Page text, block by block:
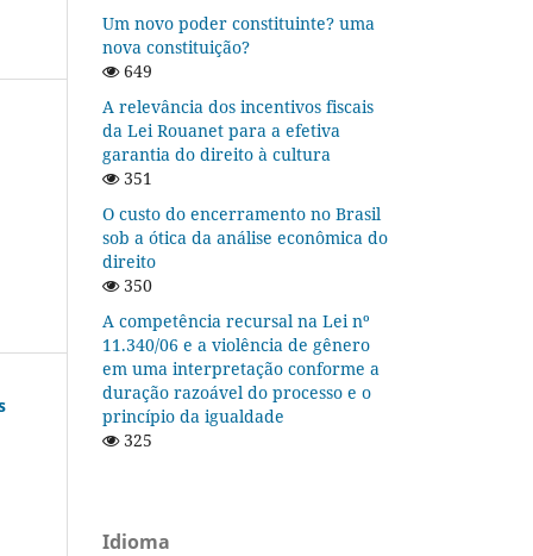
Um novo poder constituinte? uma
nova constituição?
649
A relevância dos incentivos fiscais
da Lei Rouanet para a efetiva
garantia do direito à cultura
351
O custo do encerramento no Brasil
sob a ótica da análise econômica do
direito
350
A competência recursal na Lei nº
11.340/06 e a violência de gênero
em uma interpretação conforme a
duração razoável do processo e o
princípio da igualdade
325
Idioma